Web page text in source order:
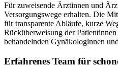
Für zuweisende Ärztinnen und
Versorgungswege erhalten. Die
für transparente Abläufe, kurze
Rücküberweisung der
behandelnden Gynäkologinnen
Erfahrenes Team für